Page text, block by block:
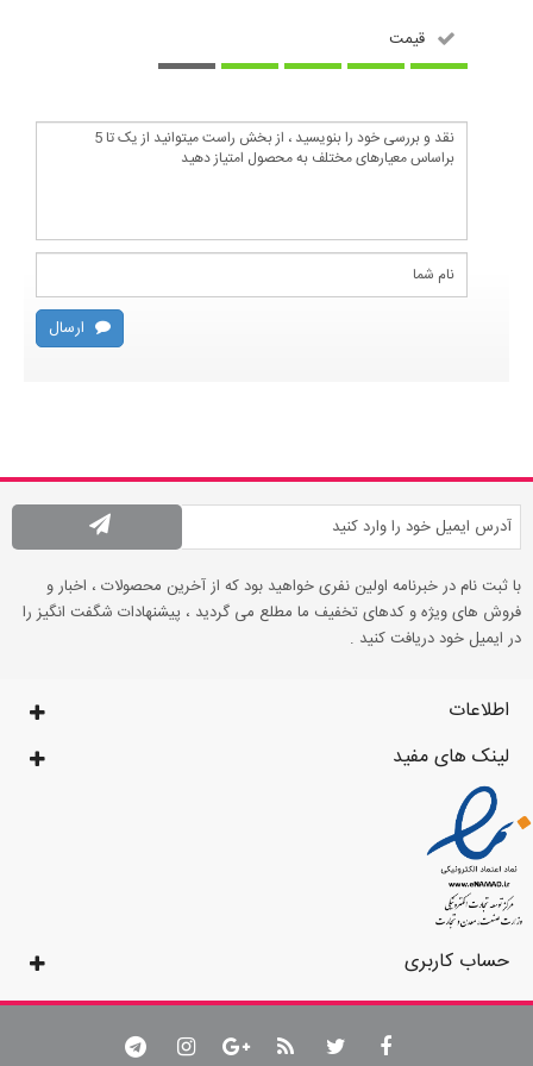
قیمت
ارسال
با ثبت نام در خبرنامه اولین نفری خواهید بود که از آخرین محصولات ، اخبار و
فروش های ویژه و کدهای تخفیف ما مطلع می گردید ، پیشنهادات شگفت انگیز را
در ایمیل خود دریافت کنید .
اطلاعات
لینک های مفید
حساب کاربری